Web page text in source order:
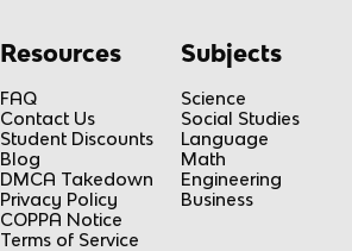
Resources
FAQ
Contact Us
Student Discounts
Blog
DMCA Takedown
Privacy Policy
COPPA Notice
Terms of Service
Subjects
Science
Social Studies
Language
Math
Engineering
Business